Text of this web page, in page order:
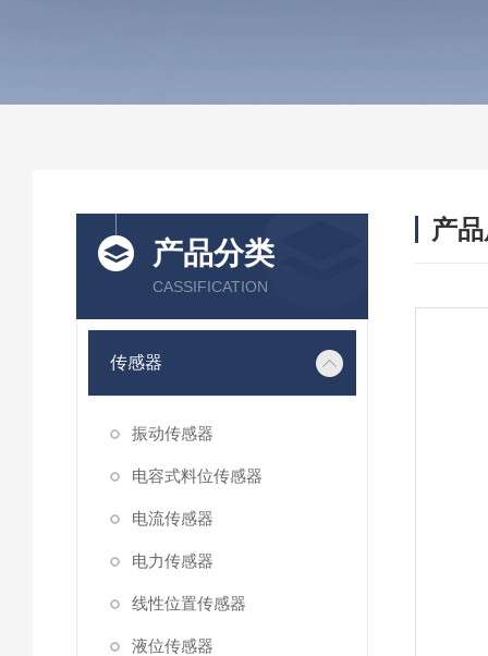
产品分类
CASSIFICATION
传感器
振动传感器
电容式料位传感器
电流传感器
电力传感器
线性位置传感器
液位传感器
产